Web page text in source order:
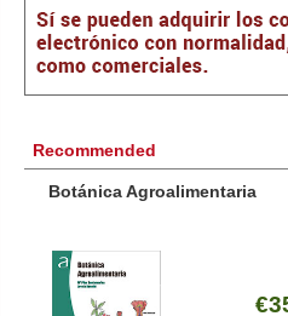
Recommended
Botánica Agroalimentaria